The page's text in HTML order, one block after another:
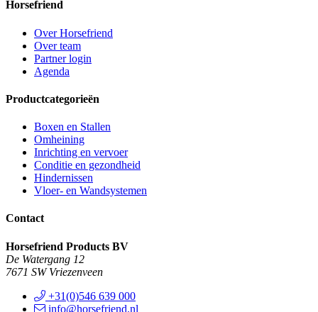
Horsefriend
Over Horsefriend
Over team
Partner login
Agenda
Productcategorieën
Boxen en Stallen
Omheining
Inrichting en vervoer
Conditie en gezondheid
Hindernissen
Vloer- en Wandsystemen
Contact
Horsefriend Products BV
De Watergang 12
7671 SW Vriezenveen
+31(0)546 639 000
info@horsefriend.nl